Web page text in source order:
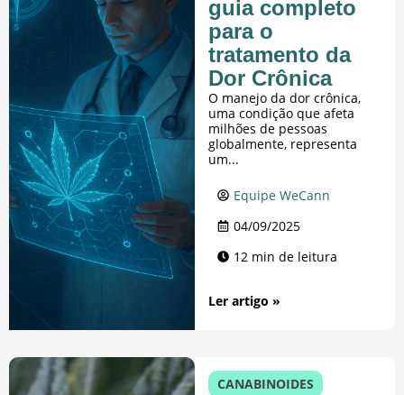
guia completo
para o
tratamento da
Dor Crônica
O manejo da dor crônica,
uma condição que afeta
milhões de pessoas
globalmente, representa
um...
Equipe WeCann
04/09/2025
12 min de leitura
Ler artigo »
CANABINOIDES